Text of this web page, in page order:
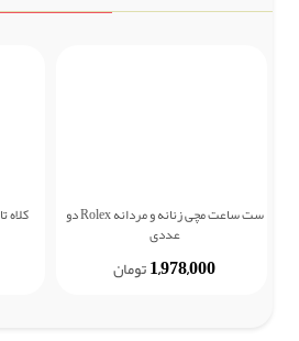
ست ساعت مچی زنانه و مردانه Rolex دو
عددی
1,978,000تومان